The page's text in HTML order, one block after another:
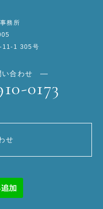
務所
11-1 305号
合わせ
0173
せ